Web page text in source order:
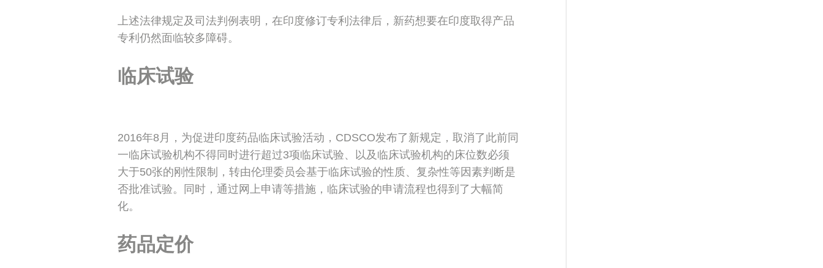
上述法律规定及司法判例表明，在印度修订专利法律后，新药想要在印度取得产品
专利仍然面临较多障碍。
临床试验
2016年8月，为促进印度药品临床试验活动，CDSCO发布了新规定，取消了此前同
一临床试验机构不得同时进行超过3项临床试验、以及临床试验机构的床位数必须
大于50张的刚性限制，转由伦理委员会基于临床试验的性质、复杂性等因素判断是
否批准试验。同时，通过网上申请等措施，临床试验的申请流程也得到了大幅简
化。
药品定价